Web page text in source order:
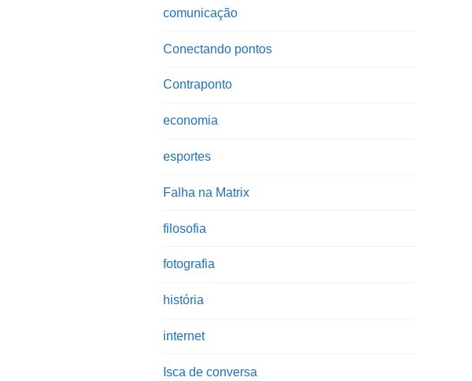
comunicação
Conectando pontos
Contraponto
economia
esportes
Falha na Matrix
filosofia
fotografia
história
internet
Isca de conversa